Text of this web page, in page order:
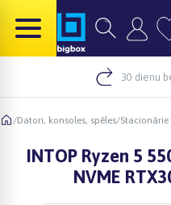
30 dienu
/Datori, konsoles, spēles/
INTOP Ryzen 5
NVME